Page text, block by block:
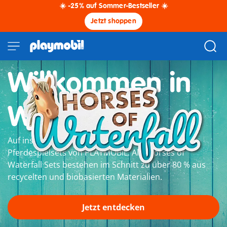
☀️ -25% auf Sommer-Bestseller ☀️
Jetzt shoppen
Willkommen in
Waterfall
Auf ins große Reitabenteuer mit den nachhaltigen
Pferdespielsets von PLAYMOBIL. Alle Horses of
Waterfall Sets bestehen im Schnitt zu über 80 % aus
recycelten und biobasierten Materialien.
Jetzt entdecken